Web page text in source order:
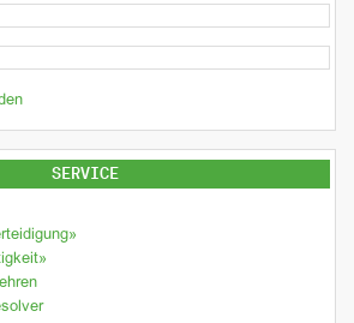
SERVICE